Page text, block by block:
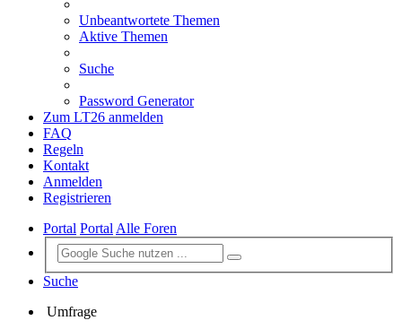
Unbeantwortete Themen
Aktive Themen
Suche
Password Generator
Zum LT26 anmelden
FAQ
Regeln
Kontakt
Anmelden
Registrieren
Portal PortalAlle Foren
Suche
Umfrage